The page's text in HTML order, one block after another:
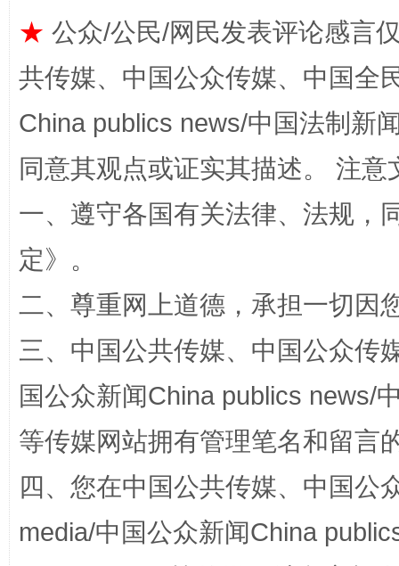
全民健身五年计划来了！等你上场
★ 公众/公民/网民发表评论感言
共传媒、中国公众传媒、中国全
China publics news/中国法制新
同意其观点或证实其描述。 注
一、遵守各国有关法律、法规，
定》。
二、尊重网上道德，承担一切因
三、中国公共传媒、中国公众传
国公众新闻China publics news/
等传媒网站拥有管理笔名和留言
四、您在中国公共传媒、中国公
media/中国公众新闻China